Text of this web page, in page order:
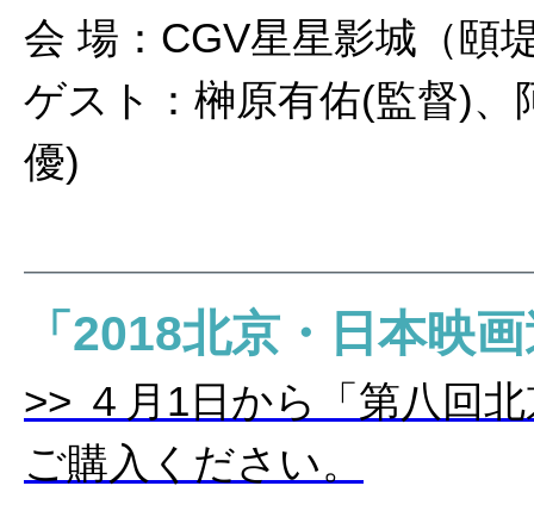
会 場：CGV星星影城（頤
ゲスト：榊原有佑(監督)
優)
「2018北京・日本映
>> ４月1日から「第八回
ご購入ください。